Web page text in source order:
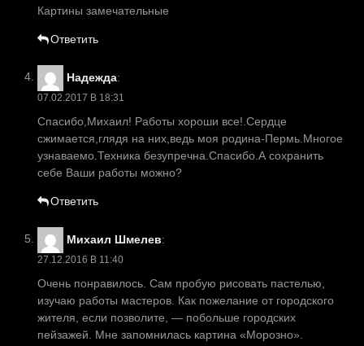
Картины замечательные
Ответить
Надежда:
07.02.2017 В 18:31
Спасибо,Михаил! Работы хороши все!.Сердце
сжимается,глядя на них,ведь моя родина-Пермь.Многое
узнаваемо.Техника безупречна.Спасибо.А сохранить
себе Ваши работы можно?
Ответить
Михаил Шмелев:
27.12.2016 В 11:40
Очень понравилось. Сам пробую рисовать пастелью,
изучаю работы мастеров. Как пожелание от городского
жителя, если позволите, — побольше городских
пейзажей. Мне запомнилась картина «Морозно».